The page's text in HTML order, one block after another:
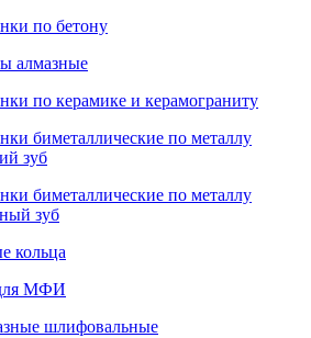
по бетону
алмазные
по керамике и керамограниту
биметаллические по металлу
зуб
биметаллические по металлу
зуб
кольца
МФИ
шлифовальные